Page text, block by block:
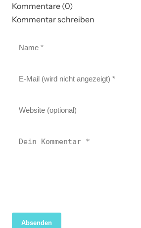
Kommentare (0)
Kommentar schreiben
Absenden